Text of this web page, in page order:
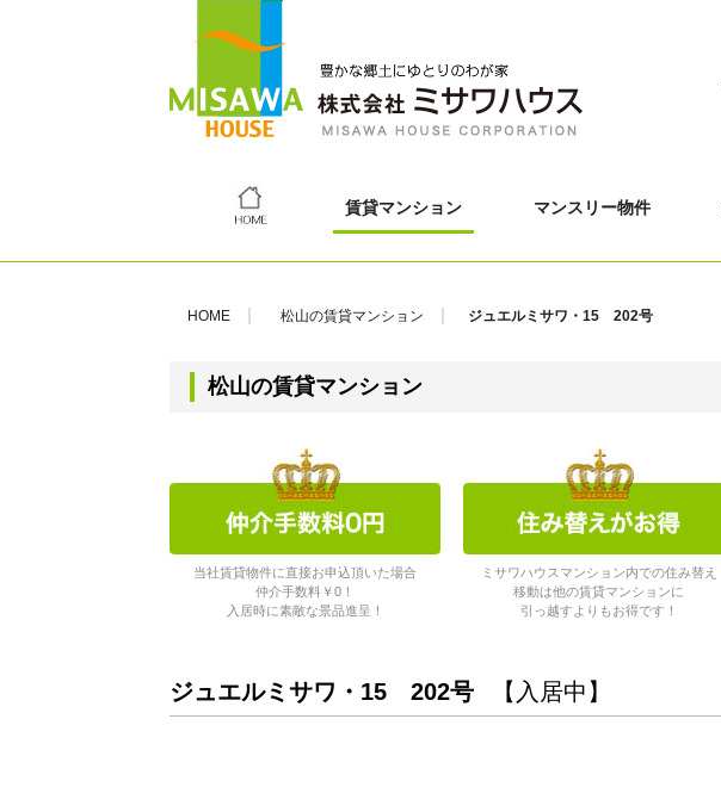
賃貸マンション マンスリー物件
HOME 松山の賃貸マンション ジュエルミサワ・15 202号
松山の賃貸マンション
当社賃貸物件に直接お申込頂いた場合
仲介手数料￥0！
入居時に素敵な景品進呈！
ミサワハウスマンション内での住み替え
移動は他の賃貸マンションに
引っ越すよりもお得です！
ジュエルミサワ・15 202号 【入居中】